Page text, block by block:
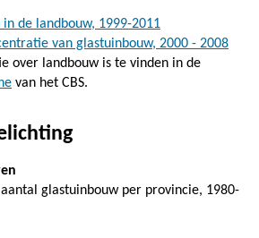
de landbouw, 1999-2011
van glastuinbouw, 2000 - 2008
over landbouw is te vinden in de
van het CBS.
glastuinbouw per provincie, 1980-